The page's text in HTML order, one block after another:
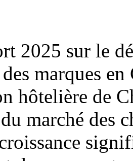
2025 sur le
marques
hôtelière de
marché des